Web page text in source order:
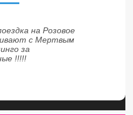
на Розовое
с Мертвым
за
!!!!!